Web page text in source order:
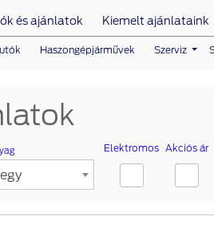
és ajánlatok Kiemelt ajánlataink
Haszongépjárművek Szerviz
Elektromos Akciós ár